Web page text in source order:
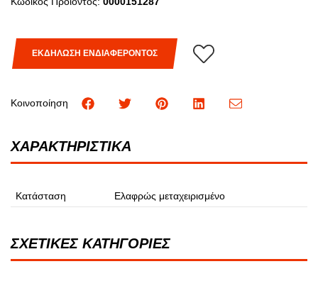
ΕΚΔΗΛΩΣΗ ΕΝΔΙΑΦΕΡΟΝΤΟΣ
Κοινοποίηση
ΧΑΡΑΚΤΗΡΙΣΤΙΚΑ
Κατάσταση Ελαφρώς μεταχειρισμένο
ΣΧΕΤΙΚΕΣ ΚΑΤΗΓΟΡΙΕΣ